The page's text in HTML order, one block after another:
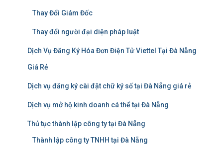
Thay Đổi Giám Đốc
Thay đổi người đại diện pháp luật
Dịch Vụ Đăng Ký Hóa Đơn Điện Tử Viettel Tại Đà Nẵng
Giá Rẻ
Dịch vụ đăng ký cài đặt chữ ký số tại Đà Nẵng giá rẻ
Dịch vụ mở hộ kinh doanh cá thể tại Đà Nẵng
Thủ tục thành lập công ty tại Đà Nẵng
Thành lập công ty TNHH tại Đà Nẵng